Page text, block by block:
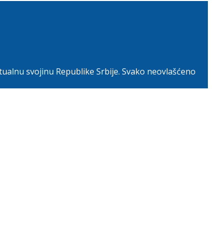
svojinu Republike Srbije. Svako neovlašćeno